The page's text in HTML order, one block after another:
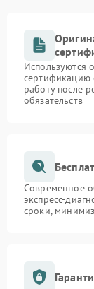
Используются
сертификацию
работу после
обязательств
Современное
экспресс-
сроки,